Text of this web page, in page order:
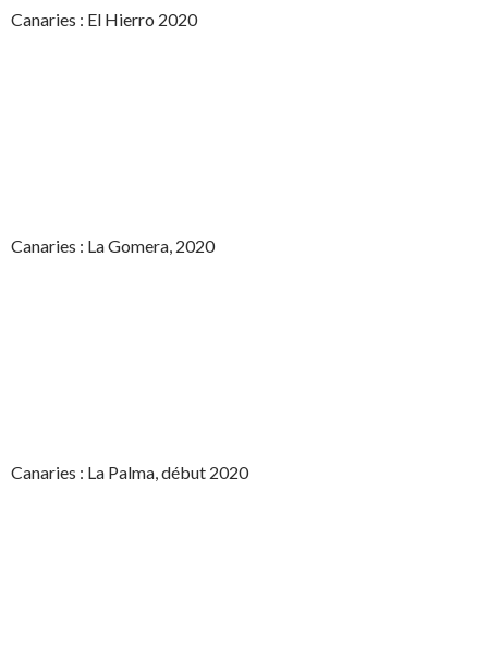
Canaries : El Hierro 2020
Canaries : La Gomera, 2020
Canaries : La Palma, début 2020